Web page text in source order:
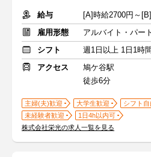
給与
雇用形態
アルバイト・パート
シフト
週1日以上 1日1時
アクセス
鳩ケ谷駅
徒歩6分
主婦(夫)歓迎 大学生歓迎
シフト
未経験者歓迎
1日4h以内可
株式会社栄光の求人一覧を見る